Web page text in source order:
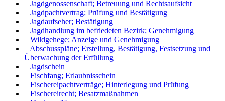
Jagdgenossenschaft; Betreuung und Rechtsaufsicht
Jagdpachtvertrag; Prüfung und Bestätigung
Jagdaufseher; Bestätigung
Jagdhandlung im befriedeten Bezirk; Genehmigung
Wildgehege; Anzeige und Genehmigung
Abschusspläne; Erstellung, Bestätigung, Festsetzung und
Überwachung der Erfüllung
Jagdschein
Fischfang; Erlaubnisschein
Fischereipachtverträge; Hinterlegung und Prüfung
Fischereirecht; Besatzmaßnahmen